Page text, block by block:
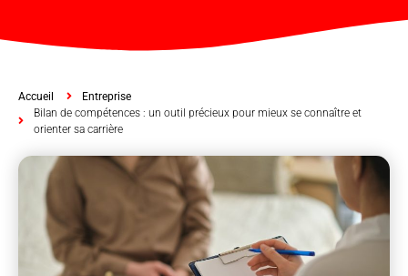
Accueil
Entreprise
Bilan de compétences : un outil précieux pour mieux se connaître et
orienter sa carrière